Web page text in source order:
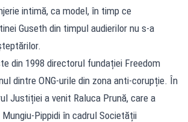
intimă, ca model, în timp ce
Guseth din timpul audierilor nu s-a
din 1998 directorul fundației Freedom
dintre ONG-urile din zona anti-corupție. În
Justiției a venit Raluca Prună, care a
Pippidi în cadrul Societății